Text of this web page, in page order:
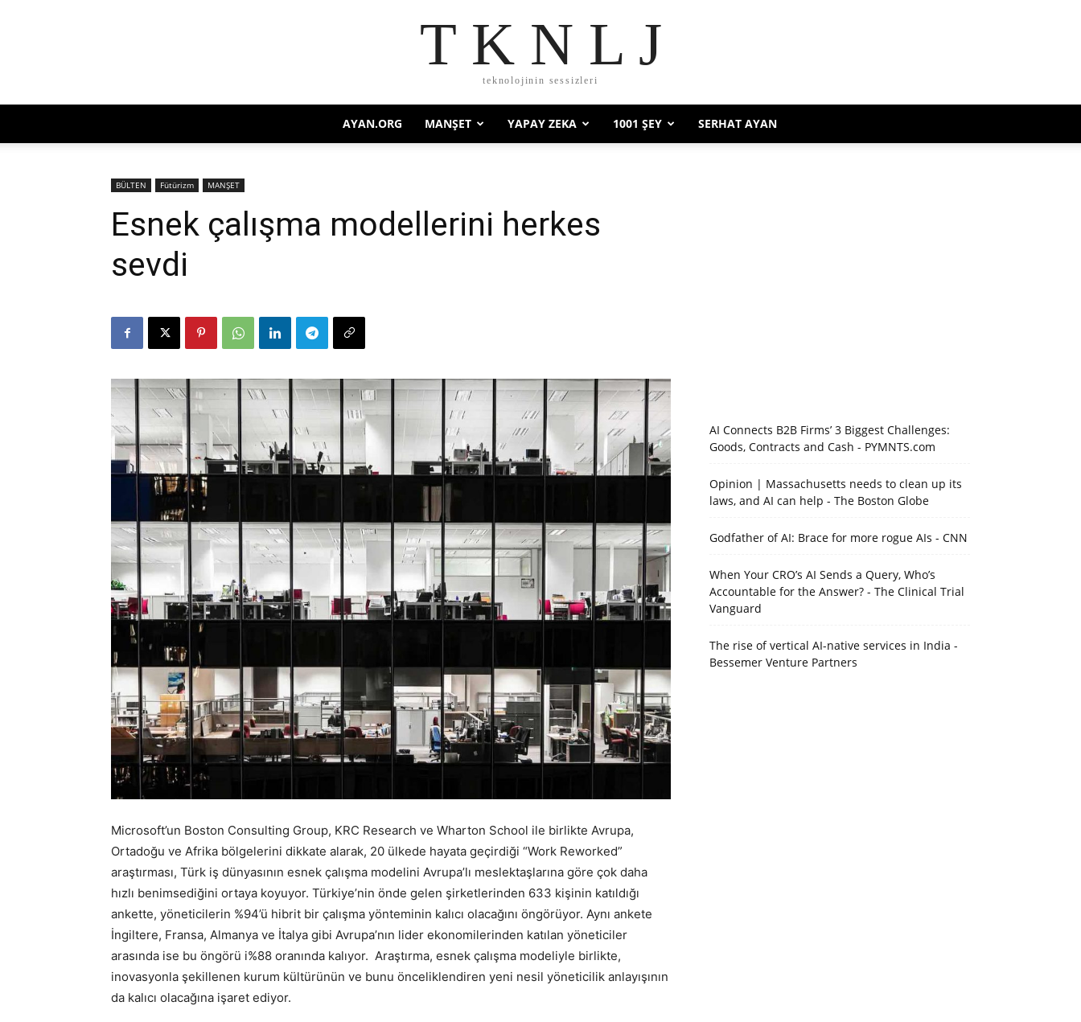
T K N L J
teknolojinin sessizleri
AYAN.ORG MANŞET YAPAY ZEKA 1001 ŞEY SERHAT AYAN
BÜLTEN Fütürizm MANŞET
Esnek çalışma modellerini herkes
sevdi
Microsoft’un Boston Consulting Group, KRC Research ve Wharton School ile birlikte Avrupa,
Ortadoğu ve Afrika bölgelerini dikkate alarak, 20 ülkede hayata geçirdiği “Work Reworked”
araştırması, Türk iş dünyasının esnek çalışma modelini Avrupa’lı meslektaşlarına göre çok daha
hızlı benimsediğini ortaya koyuyor. Türkiye’nin önde gelen şirketlerinden 633 kişinin katıldığı
ankette, yöneticilerin %94’ü hibrit bir çalışma yönteminin kalıcı olacağını öngörüyor. Aynı ankete
İngiltere, Fransa, Almanya ve İtalya gibi Avrupa’nın lider ekonomilerinden katılan yöneticiler
arasında ise bu öngörü i%88 oranında kalıyor. Araştırma, esnek çalışma modeliyle birlikte,
inovasyonla şekillenen kurum kültürünün ve bunu önceliklendiren yeni nesil yöneticilik anlayışının
da kalıcı olacağına işaret ediyor.
AI Connects B2B Firms’ 3 Biggest Challenges:
Goods, Contracts and Cash - PYMNTS.com
Opinion | Massachusetts needs to clean up its
laws, and AI can help - The Boston Globe
Godfather of AI: Brace for more rogue AIs - CNN
When Your CRO’s AI Sends a Query, Who’s
Accountable for the Answer? - The Clinical Trial
Vanguard
The rise of vertical AI-native services in India -
Bessemer Venture Partners